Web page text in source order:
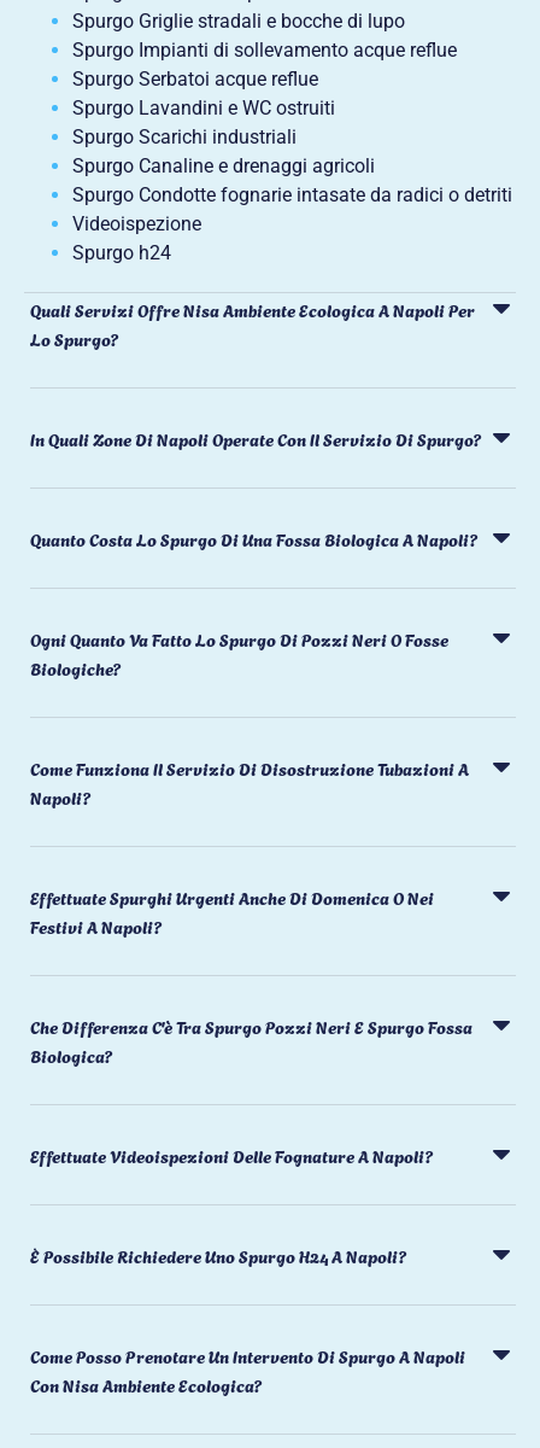
Spurgo Griglie stradali e bocche di lupo
Spurgo Impianti di sollevamento acque reflue
Spurgo Serbatoi acque reflue
Spurgo Lavandini e WC ostruiti
Spurgo Scarichi industriali
Spurgo Canaline e drenaggi agricoli
Spurgo Condotte fognarie intasate da radici o detriti
Videoispezione
Spurgo h24
Quali Servizi Offre Nisa Ambiente Ecologica A Napoli Per
Lo Spurgo?
In Quali Zone Di Napoli Operate Con Il Servizio Di Spurgo?
Quanto Costa Lo Spurgo Di Una Fossa Biologica A Napoli?
Ogni Quanto Va Fatto Lo Spurgo Di Pozzi Neri O Fosse
Biologiche?
Come Funziona Il Servizio Di Disostruzione Tubazioni A
Napoli?
Effettuate Spurghi Urgenti Anche Di Domenica O Nei
Festivi A Napoli?
Che Differenza C'è Tra Spurgo Pozzi Neri E Spurgo Fossa
Biologica?
Effettuate Videoispezioni Delle Fognature A Napoli?
È Possibile Richiedere Uno Spurgo H24 A Napoli?
Come Posso Prenotare Un Intervento Di Spurgo A Napoli
Con Nisa Ambiente Ecologica?